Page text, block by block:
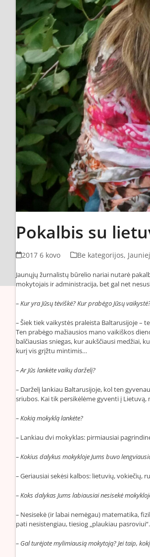
Pokalbis su
2017 6 kovo Be kategorijos,
Jaunųjų žurnalistų būrelio nariai nutarė
mokytojais ir administracija, bet gal net
–Kur yra Jūsų tėviškė? Kur prabėgo Jūsų
–Šiek tiek vaikystės praleista Baltarusijoje –
Ten prabėgo mažiausios mano vaikiškos
balčiausias sniegas, kur aukščiausi medžiai,
kurį vis grįžtu mintimis…
–Ar Jūs lankėte vaikų darželį?
– Darželį lankiau Baltarusijoje, kol ten
sriubos. Kai tik persikėlėme gyventi į
–Kokią mokyklą lankėte?
– Lankiau dvi mokyklas: pirmiausiai
–Kokius dalykus mokykloje Jums buvo
–Geriausiai sekėsi kalbos: lietuvių, vokiečių,
–Koks dalykas Jums labiausiai nesisekė
– Nesisekė (ir labai nemėgau) matematika,
pati nesistengiau, tiesiog „plaukiau pasroviui“.
– Gal turėjote mylimiausią mokytoją? Jei taip,